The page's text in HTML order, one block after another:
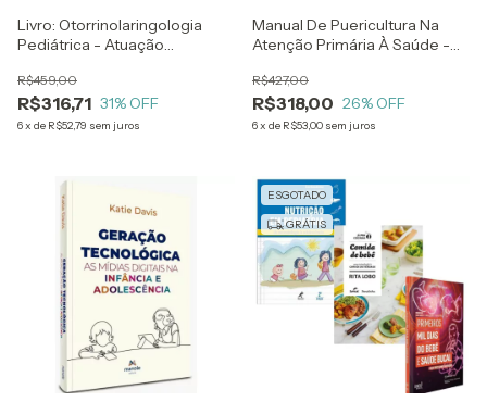
Livro: Otorrinolaringologia
Pediátrica - Atuação
C/ Distúrbios Respiratórios -
Ceof Centro Do Respirador
Bucal Do Hc Fmrp Usp - Wilma
R$316,71
R$459,00
31% OFF
6x de R$52,79 sem juros
Manual De Puericultura Na
Atenção Primária À Saúde -
Dia - Ippmg Ufrj
R$318,00
R$427,00
26% OFF
6x de R$53,00 sem juros
ESGOTADO
GRÁTIS